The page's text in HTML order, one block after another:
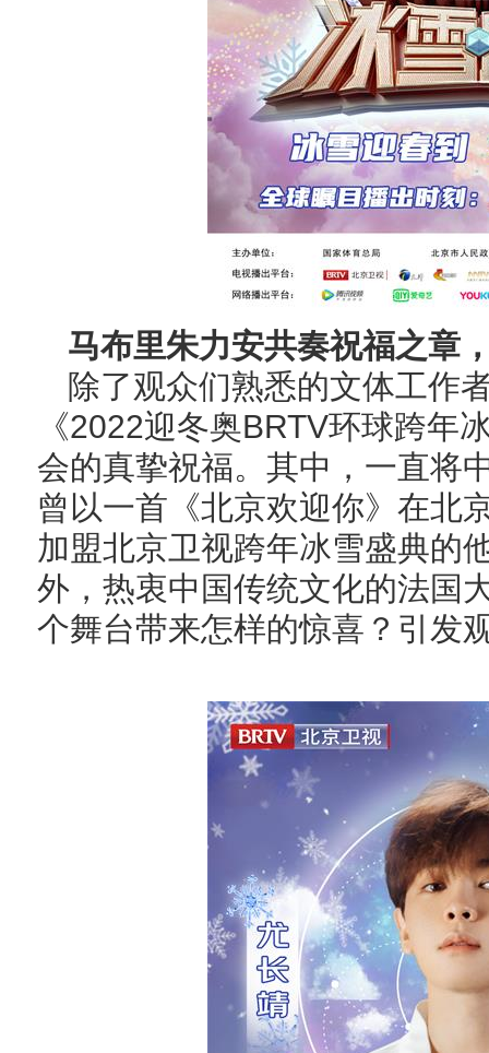
马布里朱力安共奏祝福之章
除了观众们熟悉的文体工作
《2022迎冬奥BRTV环球跨年
会的真挚祝福。其中，一直将
曾以一首《北京欢迎你》在北
加盟北京卫视跨年冰雪盛典的
外，热衷中国传统文化的法国
个舞台带来怎样的惊喜？引发